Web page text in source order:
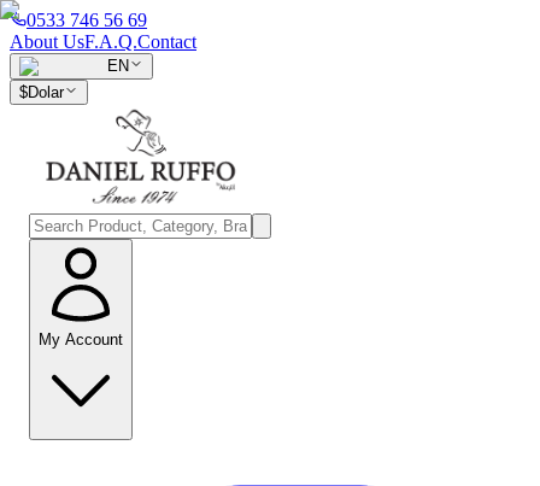
0533 746 56 69
About UsF.A.Q.Contact
EN
$Dolar
My Account